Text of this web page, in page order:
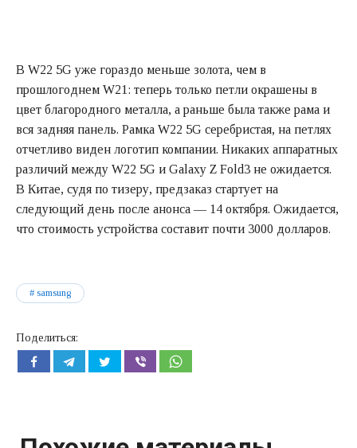
В W22 5G уже гораздо меньше золота, чем в
прошлогоднем W21: теперь только петли окрашены в
цвет благородного металла, а раньше была также рама и
вся задняя панель. Рамка W22 5G серебристая, на петлях
отчетливо виден логотип компании. Никаких аппаратных
различий между W22 5G и Galaxy Z Fold3 не ожидается.
В Китае, судя по тизеру, предзаказ стартует на
следующий день после анонса — 14 октября. Ожидается,
что стоимость устройства составит почти 3000 долларов.
samsung
Поделиться: